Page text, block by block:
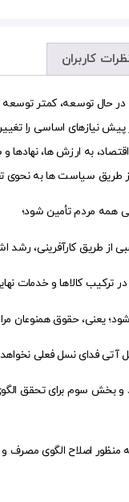
کاربران
در حال توسعه، کمتر
پیش نیازهای اساسی را
به ارزش ها،
از طریق سیاست ها به
و بخش سوم برای تحقق
منظور اصلاح الگوی مصرف